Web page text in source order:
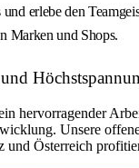
erlebe den
Marken und Shops.
hervorragender
Unsere
und Österreich